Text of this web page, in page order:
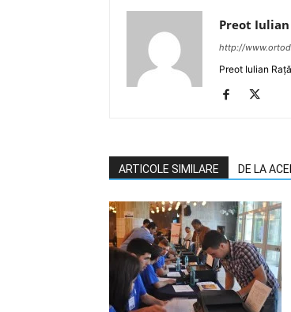
Preot Iulian
http://
Preot Iulian
ARTICOLE SIMILARE DE LA